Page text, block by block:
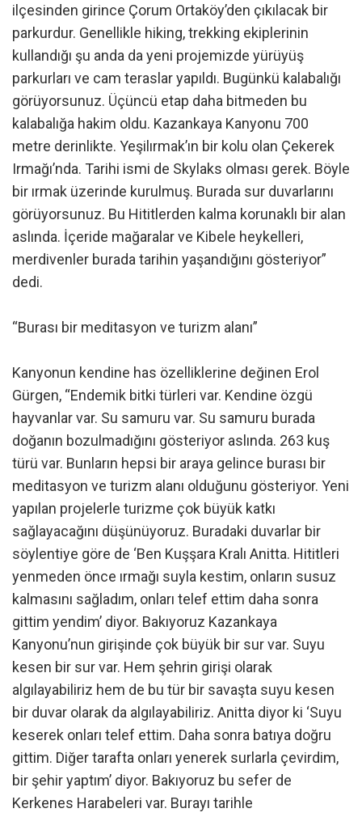
ilçesinden girince Çorum Ortaköy’den çıkılacak bir
parkurdur. Genellikle hiking, trekking ekiplerinin
kullandığı şu anda da yeni projemizde yürüyüş
parkurları ve cam teraslar yapıldı. Bugünkü kalabalığı
görüyorsunuz. Üçüncü etap daha bitmeden bu
kalabalığa hakim oldu. Kazankaya Kanyonu 700
metre derinlikte. Yeşilırmak’ın bir kolu olan Çekerek
Irmağı’nda. Tarihi ismi de Skylaks olması gerek. Böyle
bir ırmak üzerinde kurulmuş. Burada sur duvarlarını
görüyorsunuz. Bu Hititlerden kalma korunaklı bir alan
aslında. İçeride mağaralar ve Kibele heykelleri,
merdivenler burada tarihin yaşandığını gösteriyor”
dedi.
“Burası bir meditasyon ve turizm alanı”
Kanyonun kendine has özelliklerine değinen Erol
Gürgen, “Endemik bitki türleri var. Kendine özgü
hayvanlar var. Su samuru var. Su samuru burada
doğanın bozulmadığını gösteriyor aslında. 263 kuş
türü var. Bunların hepsi bir araya gelince burası bir
meditasyon ve turizm alanı olduğunu gösteriyor. Yeni
yapılan projelerle turizme çok büyük katkı
sağlayacağını düşünüyoruz. Buradaki duvarlar bir
söylentiye göre de ‘Ben Kuşşara Kralı Anitta. Hititleri
yenmeden önce ırmağı suyla kestim, onların susuz
kalmasını sağladım, onları telef ettim daha sonra
gittim yendim’ diyor. Bakıyoruz Kazankaya
Kanyonu’nun girişinde çok büyük bir sur var. Suyu
kesen bir sur var. Hem şehrin girişi olarak
algılayabiliriz hem de bu tür bir savaşta suyu kesen
bir duvar olarak da algılayabiliriz. Anitta diyor ki ‘Suyu
keserek onları telef ettim. Daha sonra batıya doğru
gittim. Diğer tarafta onları yenerek surlarla çevirdim,
bir şehir yaptım’ diyor. Bakıyoruz bu sefer de
Kerkenes Harabeleri var. Burayı tarihle